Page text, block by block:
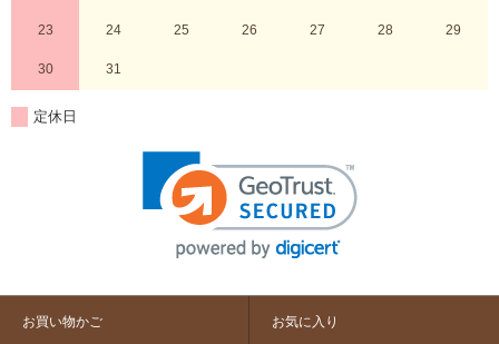
23 24 25 26 27 28 29
30 31
定休日
お買い物かご お気に入り